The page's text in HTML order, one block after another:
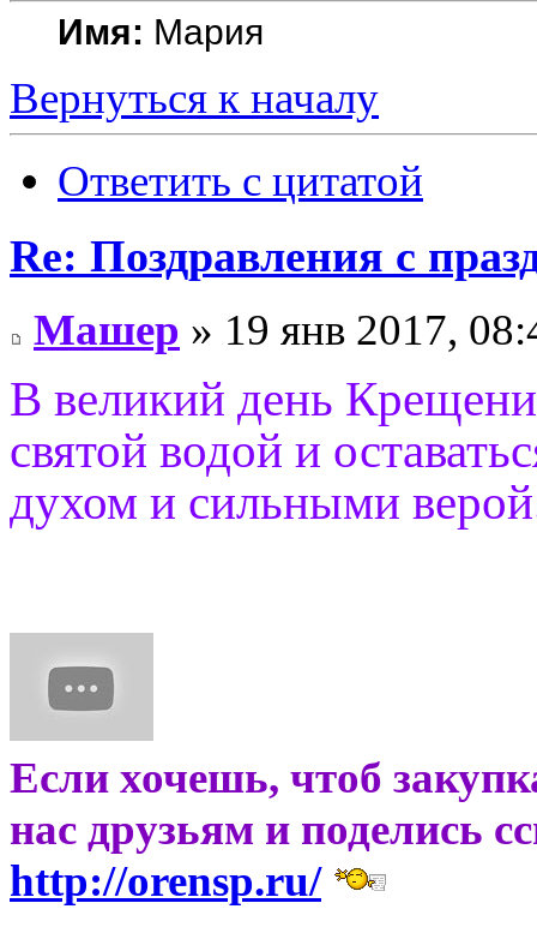
Имя: Мария
Вернуться к началу
Ответить с цитатой
Re: Поздравления с
Машер » 19 янв 2017,
В великий день
святой водой и
духом и сильными
Если хочешь, чтоб
нас друзьям и поделись
http://orensp.ru/